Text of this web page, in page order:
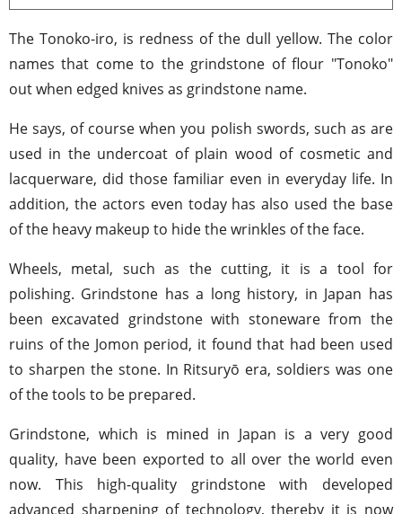
The Tonoko-iro, is redness of the dull yellow. The color
names that come to the grindstone of flour "Tonoko"
out when edged knives as grindstone name.
He says, of course when you polish swords, such as are
used in the undercoat of plain wood of cosmetic and
lacquerware, did those familiar even in everyday life. In
addition, the actors even today has also used the base
of the heavy makeup to hide the wrinkles of the face.
Wheels, metal, such as the cutting, it is a tool for
polishing. Grindstone has a long history, in Japan has
been excavated grindstone with stoneware from the
ruins of the Jomon period, it found that had been used
to sharpen the stone. In Ritsuryō era, soldiers was one
of the tools to be prepared.
Grindstone, which is mined in Japan is a very good
quality, have been exported to all over the world even
now. This high-quality grindstone with developed
advanced sharpening of technology, thereby it is now